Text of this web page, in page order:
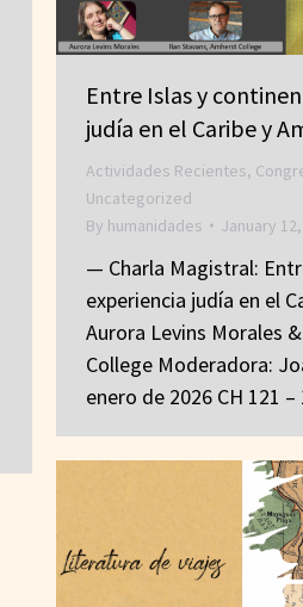
Entre Islas y
judía en el Caribe y
Actividades Recientes,
Uncategorized
By humanidades January
— Charla Magistral:
experiencia judía en el
Aurora Levins Morales
College Moderadora:
enero de 2026 CH 121